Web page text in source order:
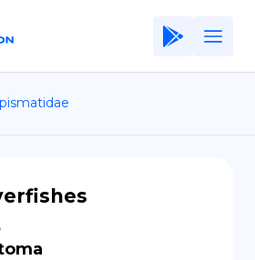
Home
of Use
Policy